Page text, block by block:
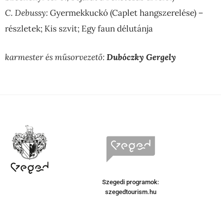
C. Debussy:Gyermekkuckó (Caplet hangszerelése) –
részletek; Kis szvit; Egy faun délutánja
karmester és műsorvezető:Dubóczky Gergely
Szegedi programok:
szegedtourism.hu